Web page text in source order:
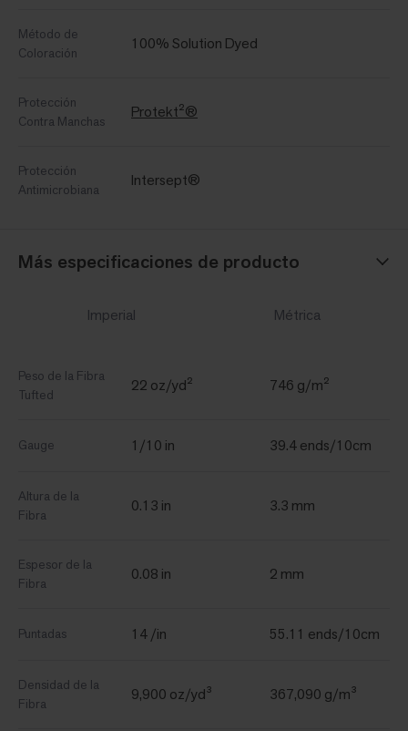
Método de
Coloración
100% Solution Dyed
Protección
Contra Manchas
Protekt²®
Protección
Antimicrobiana
Intersept®
Más especificaciones de producto
Imperial Métrica
Peso de la Fibra
Tufted
22 oz/yd² 746 g/m²
Gauge 1/10 in 39.4 ends/10cm
Altura de la
Fibra
0.13 in 3.3 mm
Espesor de la
Fibra
0.08 in 2 mm
Puntadas 14 /in 55.11 ends/10cm
Densidad de la
Fibra
9,900 oz/yd³ 367,090 g/m³